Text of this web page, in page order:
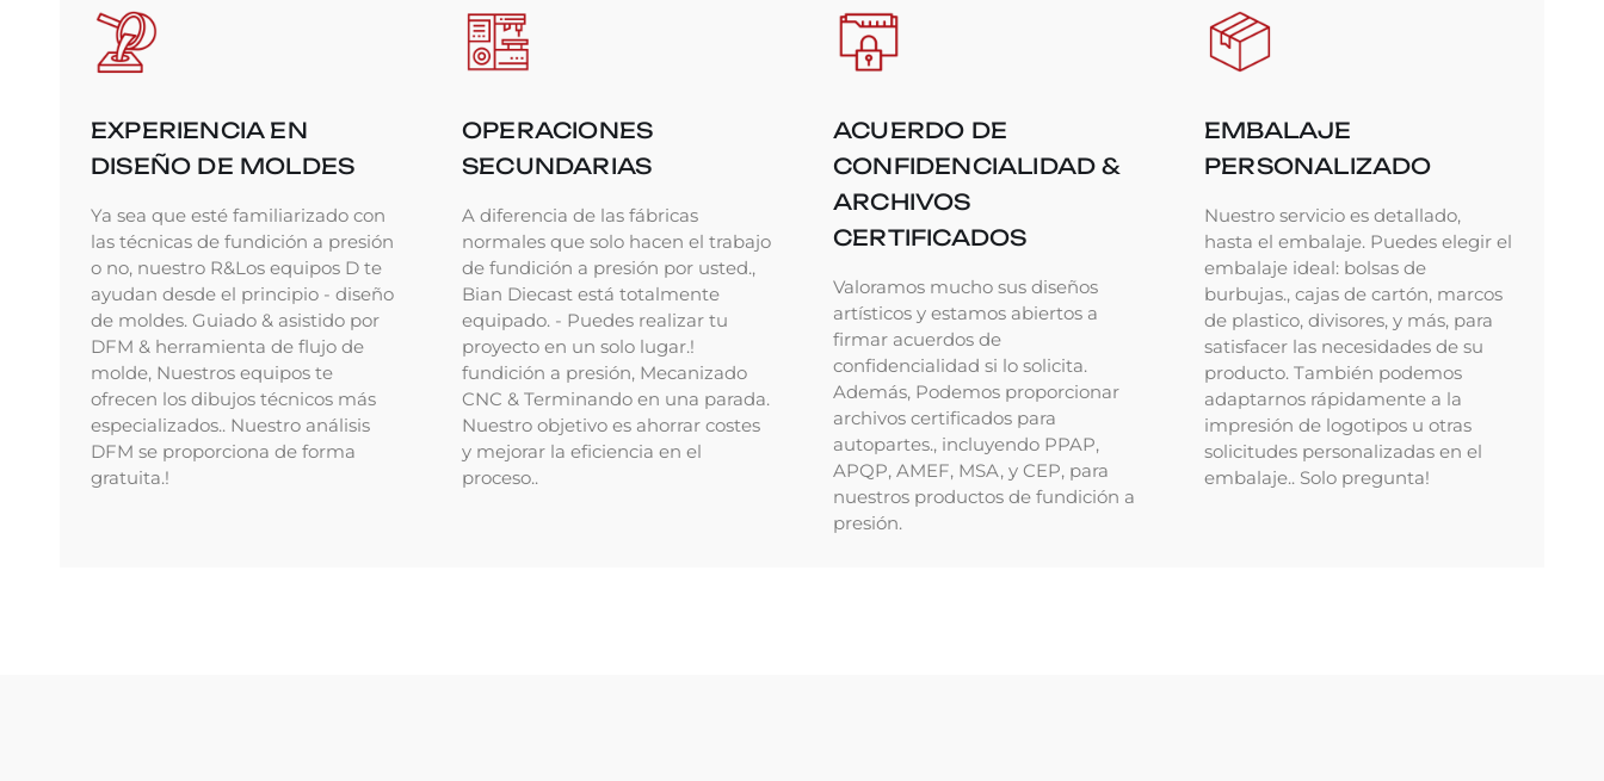
EXPERIENCIA EN
DISEÑO DE MOLDES
Ya sea que esté familiarizado con
las técnicas de fundición a presión
o no, nuestro R&Los equipos D te
ayudan desde el principio - diseño
de moldes. Guiado & asistido por
DFM & herramienta de flujo de
molde, Nuestros equipos te
ofrecen los dibujos técnicos más
especializados.. Nuestro análisis
DFM se proporciona de forma
gratuita.!
OPERACIONES
SECUNDARIAS
A diferencia de las fábricas
normales que solo hacen el trabajo
de fundición a presión por usted.,
Bian Diecast está totalmente
equipado. - Puedes realizar tu
proyecto en un solo lugar.!
fundición a presión, Mecanizado
CNC & Terminando en una parada.
Nuestro objetivo es ahorrar costes
y mejorar la eficiencia en el
proceso..
ACUERDO DE
CONFIDENCIALIDAD &
ARCHIVOS
CERTIFICADOS
Valoramos mucho sus diseños
artísticos y estamos abiertos a
firmar acuerdos de
confidencialidad si lo solicita.
Además, Podemos proporcionar
archivos certificados para
autopartes., incluyendo PPAP,
APQP, AMEF, MSA, y CEP, para
nuestros productos de fundición a
presión.
EMBALAJE
PERSONALIZADO
Nuestro servicio es detallado,
hasta el embalaje. Puedes elegir el
embalaje ideal: bolsas de
burbujas., cajas de cartón, marcos
de plastico, divisores, y más, para
satisfacer las necesidades de su
producto. También podemos
adaptarnos rápidamente a la
impresión de logotipos u otras
solicitudes personalizadas en el
embalaje.. Solo pregunta!